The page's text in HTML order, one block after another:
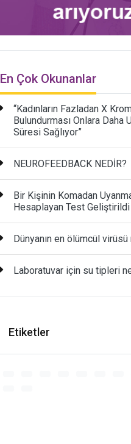
En Çok Okunanlar
“Kadınların Fazladan X
Bulundurması Onlara Daha
Süresi Sağlıyor”
NEUROFEEDBACK NEDİR?
Bir Kişinin Komadan
Hesaplayan Test Geliştirildi
Dünyanın en ölümcül virüsü
Laboratuvar için su tipleri
Etiketler